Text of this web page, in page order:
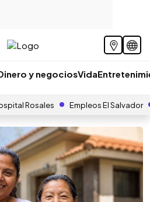
y negociosVida
Rosales Empleos El Salvador